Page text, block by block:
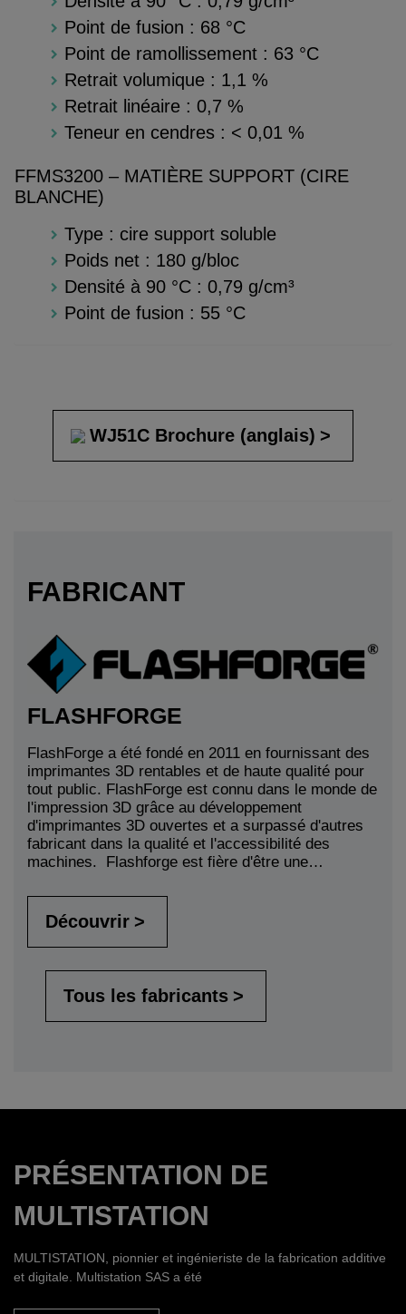
Point de fusion : 68 °C
Point de ramollissement : 63 °C
Retrait volumique : 1,1 %
Retrait linéaire : 0,7 %
Teneur en cendres : < 0,01 %
FFMS3200 – MATIÈRE SUPPORT (CIRE
BLANCHE)
Type : cire support soluble
Poids net : 180 g/bloc
Densité à 90 °C : 0,79 g/cm³
Point de fusion : 55 °C
WJ51C Brochure (anglais)
FABRICANT
FLASHFORGE
FlashForge a été fondé en 2011 en fournissant des
imprimantes 3D rentables et de haute qualité pour
tout public. FlashForge est connu dans le monde de
l'impression 3D grâce au développement
d'imprimantes 3D ouvertes et a surpassé d'autres
fabricant dans la qualité et l'accessibilité des
machines. Flashforge est fière d'être une…
Découvrir
Tous les fabricants
PRÉSENTATION DE
MULTISTATION
MULTISTATION, pionnier et ingénieriste de la fabrication additive
et digitale. Multistation SAS a été